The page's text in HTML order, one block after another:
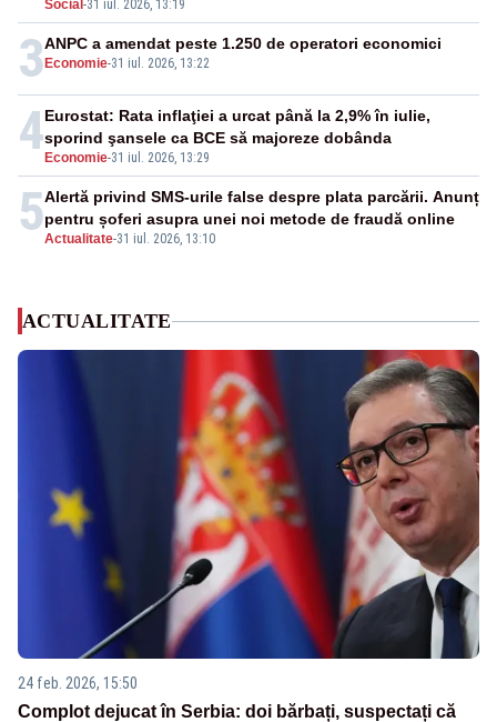
Social -31 iul. 2026, 13:19
3 Economie-31 iul. 2026, 13:22
ANPC a amendat peste 1.250 de operatori economici
4 Economie-31 iul. 2026, 13:29
Eurostat: Rata inflaţiei a urcat până la 2,9% în iulie,
sporind şansele ca BCE să majoreze dobânda
5Actualitate-31 iul. 2026, 13:10
Alertă privind SMS-urile false despre plata parcării. Anunț
pentru șoferi asupra unei noi metode de fraudă online
ACTUALITATE
24 feb. 2026, 15:50
Complot dejucat în Serbia: doi bărbați, suspectați că